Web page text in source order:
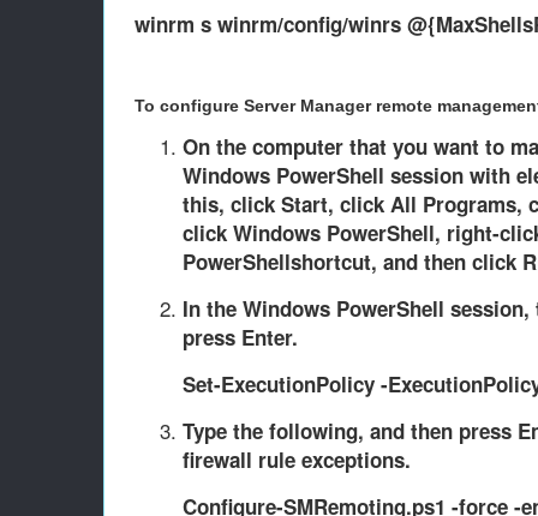
winrm s winrm/config/winrs
To configure Server Manager remote
On the computer that you want to
Windows PowerShell session with
this, click Start, click All Programs,
click Windows PowerShell, right-
PowerShellshortcut, and then click
In the Windows PowerShell
press Enter.
Set-ExecutionPolicy -
Type the following, and then press
firewall rule exceptions.
Configure-SMRemoting.ps1 -force -